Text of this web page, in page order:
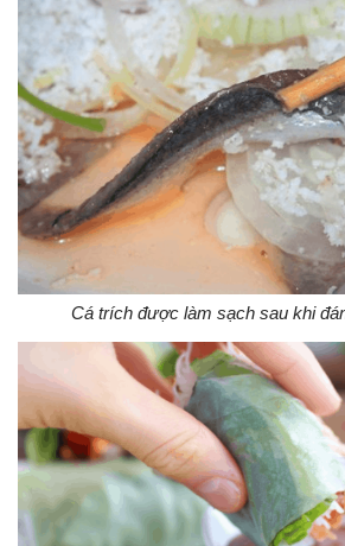
Cá trích được làm sạch sau khi